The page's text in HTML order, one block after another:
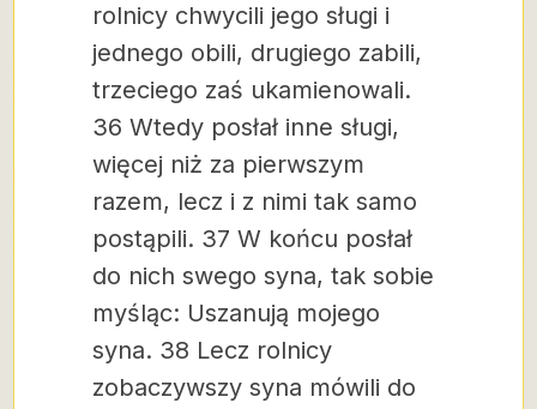
rolnicy chwycili jego sługi i
jednego obili, drugiego zabili,
trzeciego zaś ukamienowali.
36 Wtedy posłał inne sługi,
więcej niż za pierwszym
razem, lecz i z nimi tak samo
postąpili. 37 W końcu posłał
do nich swego syna, tak sobie
myśląc: Uszanują mojego
syna. 38 Lecz rolnicy
zobaczywszy syna mówili do